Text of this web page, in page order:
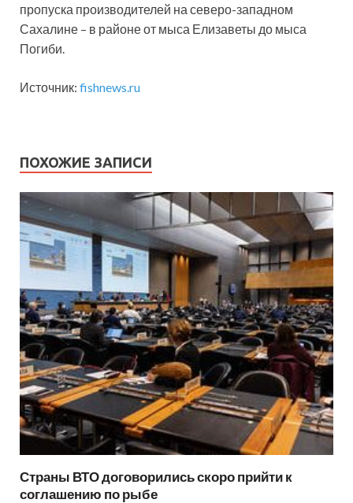
пропуска производителей на северо-западном
Сахалине – в районе от мыса Елизаветы до мыса
Погиби.
Источник: fishnews.ru
ПОХОЖИЕ ЗАПИСИ
Страны ВТО договорились скоро прийти к
соглашению по рыбе